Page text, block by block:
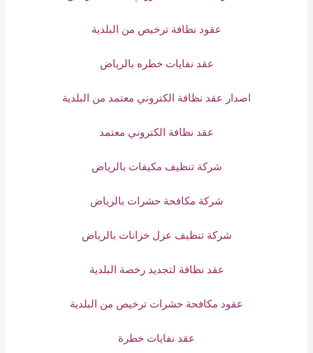
عقود نظافة ترخيص من البلدية
عقد نفايات خطره بالرياض
اصدار عقد نظافة الكتروني معتمد من البلدية
عقد نظافة الكتروني معتمد
شركة تنظيف مكيفات بالرياض
شركة مكافحة حشرات بالرياض
شركة تنظيف عزل خزانات بالرياض
عقد نظافة لتجديد رخصة البلدية
عقود مكافحة حشرات ترخيص من البلدية
عقد نفايات خطرة